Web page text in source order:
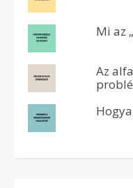
Mi az
Az